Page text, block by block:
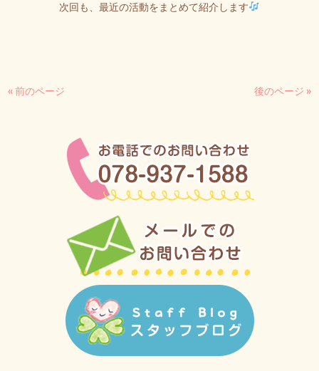
次回も、最近の活動をまとめて紹介します
« 前のページ 後のページ »